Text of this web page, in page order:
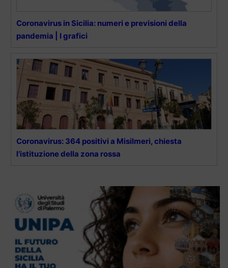
Coronavirus in Sicilia: numeri e previsioni della
pandemia | I grafici
Coronavirus: 364 positivi a Misilmeri, chiesta
l’istituzione della zona rossa